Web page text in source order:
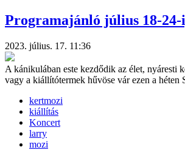
Programajánló július 18-24-
2023. július. 17. 11:36
A kánikulában este kezdődik az élet, nyáresti
vagy a kiállítótermek hűvöse vár ezen a héten
kertmozi
kiállítás
Koncert
larry
mozi